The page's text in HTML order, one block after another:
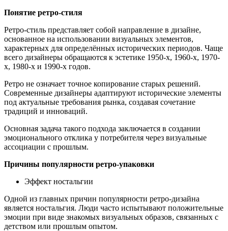
Понятие ретро-стиля
Ретро-стиль представляет собой направление в дизайне,
основанное на использовании визуальных элементов,
характерных для определённых исторических периодов. Чаще
всего дизайнеры обращаются к эстетике 1950-х, 1960-х, 1970-
х, 1980-х и 1990-х годов.
Ретро не означает точное копирование старых решений.
Современные дизайнеры адаптируют исторические элементы
под актуальные требования рынка, создавая сочетание
традиций и инноваций.
Основная задача такого подхода заключается в создании
эмоционального отклика у потребителя через визуальные
ассоциации с прошлым.
Причины популярности ретро-упаковки
Эффект ностальгии
Одной из главных причин популярности ретро-дизайна
является ностальгия. Люди часто испытывают положительные
эмоции при виде знакомых визуальных образов, связанных с
детством или прошлым опытом.